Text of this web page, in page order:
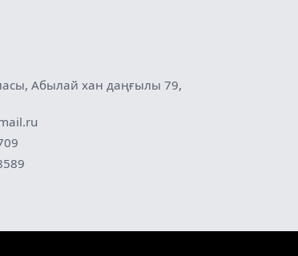
Абылай хан даңғылы 79,